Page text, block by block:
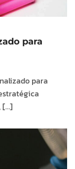
para
para
[…]